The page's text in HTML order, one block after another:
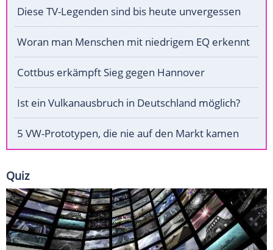
Diese TV-Legenden sind bis heute unvergessen
Woran man Menschen mit niedrigem EQ erkennt
Cottbus erkämpft Sieg gegen Hannover
Ist ein Vulkanausbruch in Deutschland möglich?
5 VW-Prototypen, die nie auf den Markt kamen
Quiz